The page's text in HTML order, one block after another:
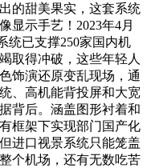
的甜美果实，这套系统
显示手艺！2023年4月
统已支撑250家国内机
取得冲破，这些年轻人
饰演还原变乱现场，通
、高机能背投屏和大宽
背后。涵盖图形衬着和
框架下实现部门国产化
进口视景系统只能笼盖
个机场，还有无数吃苦